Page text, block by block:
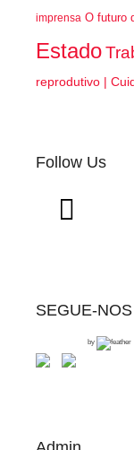
imprensa O futuro
Estado
reprodutivo |
Follow Us
SEGUE-NOS
by